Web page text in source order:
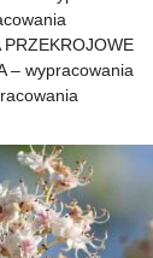
PRZEKROJOWE
– wypracowania